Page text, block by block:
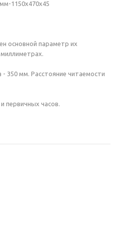
1150х470х45
основной параметр их
350 мм. Расстояние читаемости
первичных часов.